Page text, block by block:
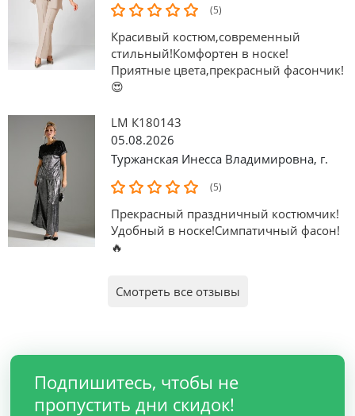
(5)
Красивый костюм,современный
стильный!Комфортен в носке!
Приятные цвета,прекрасный фасончик!
😍
LM К180143
05.08.2026
Туржанская Инесса Владимировна, г.
(5)
Прекрасный праздничный костюмчик!
Удобный в носке!Симпатичный фасон!
🔥
Смотреть все отзывы
Подпишитесь, чтобы не
пропустить дни скидок!